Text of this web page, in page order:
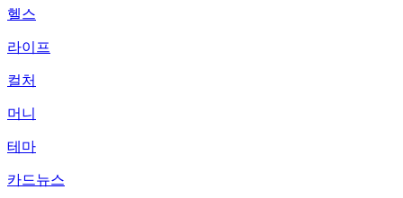
헬스
라이프
컬처
머니
테마
카드뉴스